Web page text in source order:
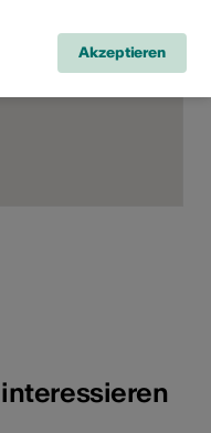
Akzeptieren